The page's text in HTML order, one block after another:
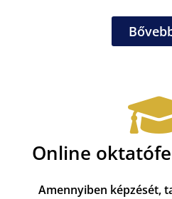
Online
Amennyiben képzését,